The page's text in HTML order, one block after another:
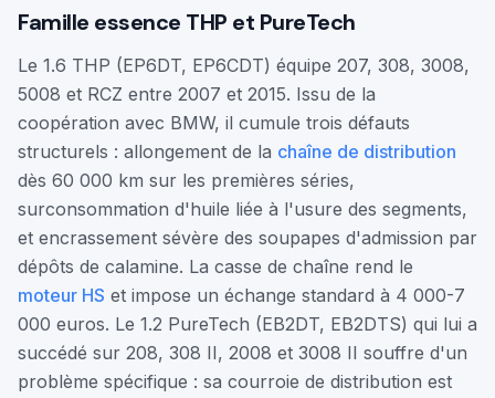
Famille essence THP et PureTech
Le 1.6 THP (EP6DT, EP6CDT) équipe 207, 308, 3008,
5008 et RCZ entre 2007 et 2015. Issu de la
coopération avec BMW, il cumule trois défauts
structurels : allongement de la chaîne de distribution
dès 60 000 km sur les premières séries,
surconsommation d'huile liée à l'usure des segments,
et encrassement sévère des soupapes d'admission par
dépôts de calamine. La casse de chaîne rend le
moteur HS et impose un échange standard à 4 000-7
000 euros. Le 1.2 PureTech (EB2DT, EB2DTS) qui lui a
succédé sur 208, 308 II, 2008 et 3008 II souffre d'un
problème spécifique : sa courroie de distribution est